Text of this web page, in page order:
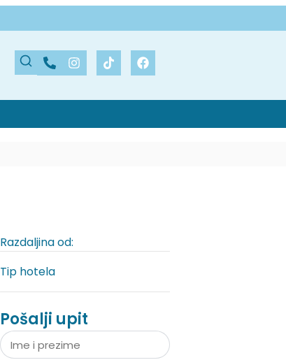
Razdaljina od:
Tip hotela
Pošalji upit